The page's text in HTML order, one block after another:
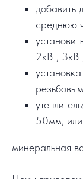
добавить
среднюю
2кВт,
50мм, или
минеральная